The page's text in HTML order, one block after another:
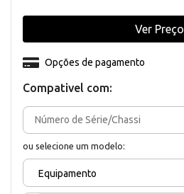
Compativel com:
ou selecione um modelo:
Equipamento
Opções de pagamento
Ver Preço